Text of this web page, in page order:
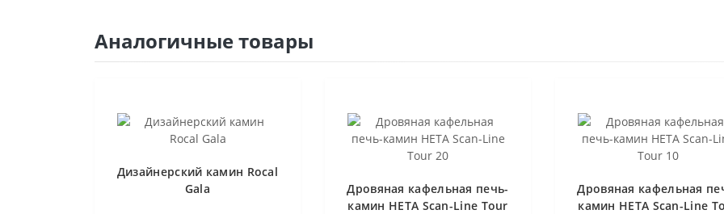
Аналогичные товары
Дизайнерский камин Rocal
Gala
Дровяная кафельная печь-
камин HETA Scan-Line Tour
Дровяная кафельная
камин HETA Scan-Line